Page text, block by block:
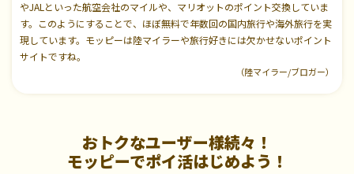
やJALといった航空会社のマイルや、マリオットのポイント交換していま
す。このようにすることで、ほぼ無料で年数回の国内旅行や海外旅行を実
現しています。モッピーは陸マイラーや旅行好きには欠かせないポイント
サイトですね。
（陸マイラー/ブロガー）
おトクなユーザー様続々！
モッピーでポイ活はじめよう！